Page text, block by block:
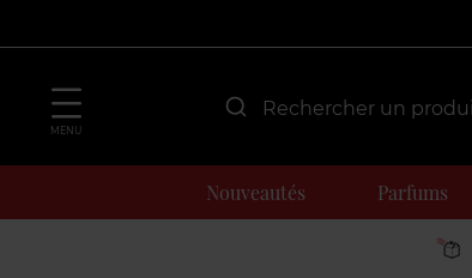
MENU
Nouveautés Parfums